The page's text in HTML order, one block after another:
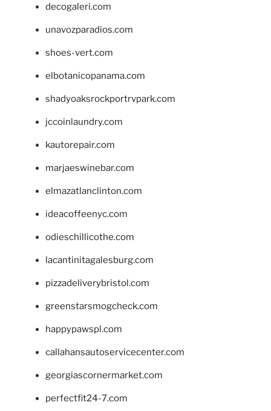
decogaleri.com
unavozparadios.com
shoes-vert.com
elbotanicopanama.com
shadyoaksrockportrvpark.com
jccoinlaundry.com
kautorepair.com
marjaeswinebar.com
elmazatlanclinton.com
ideacoffeenyc.com
odieschillicothe.com
lacantinitagalesburg.com
pizzadeliverybristol.com
greenstarsmogcheck.com
happypawspl.com
callahansautoservicecenter.com
georgiascornermarket.com
perfectfit24-7.com